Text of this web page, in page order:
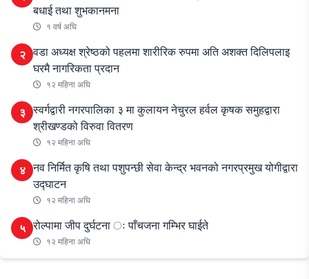
बधाई तथा शुभकानमना
१ वर्ष अघि
२ वडा अध्यक्ष श्रेष्ठको पहलमा शारीरिक रुपमा अति अशक्त दिलिपलाइ
घरमै नागरिकता प्रदान
१२ महिना अघि
३ स्वर्गद्वारी नगरपालिका ३ मा कुलायन नेचुरल हर्वल कृषक समुहद्वारा
श्रीखण्डको विरुवा वितरण
१२ महिना अघि
४ नव निर्मित कृषि तथा पशुपन्छी सेवा केन्द्र भवनको नगरप्रमुख योगीद्वारा
उद्घाटन
१२ महिना अघि
५ रोल्पामा जीप दुर्घटना ः पाँचजना गम्भिर घाईते
१२ महिना अघि